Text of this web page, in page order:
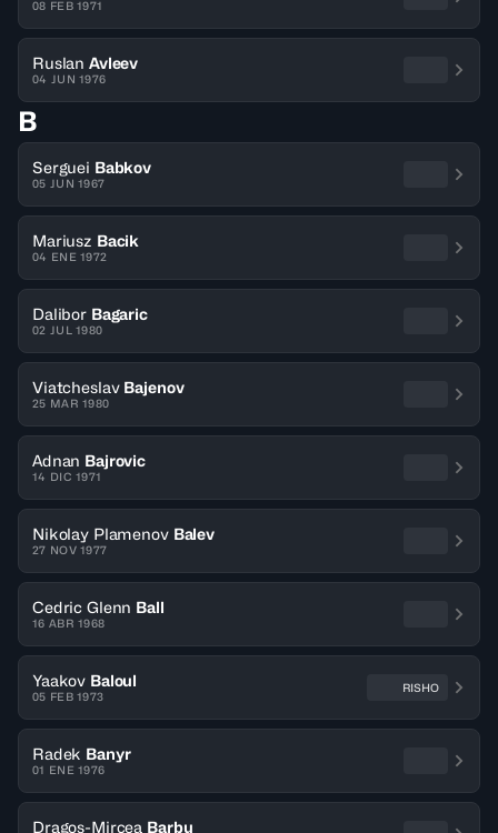
08 FEB 1971
Ruslan Avleev
04 JUN 1976
B
Serguei Babkov
05 JUN 1967
Mariusz Bacik
04 ENE 1972
Dalibor Bagaric
02 JUL 1980
Viatcheslav Bajenov
25 MAR 1980
Adnan Bajrovic
14 DIC 1971
Nikolay Plamenov Balev
27 NOV 1977
Cedric Glenn Ball
16 ABR 1968
Yaakov Baloul
05 FEB 1973
RISHO
Radek Banyr
01 ENE 1976
Dragos-Mircea Barbu